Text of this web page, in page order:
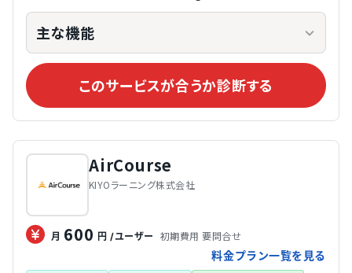
主な機能
このサービスが合うか診断する
AirCourse
KIYOラーニング株式会社
月 600 円 /ユーザー
初期費用 要問合せ
料金プラン一覧を見る